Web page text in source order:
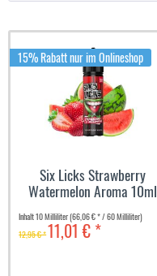
15% Rabatt nur im Onlineshop
Six Licks Strawberry
Watermelon Aroma 10ml
Inhalt10 Milliliter(66,06 € * / 60 Milliliter)
12,95 € *11,01 € *